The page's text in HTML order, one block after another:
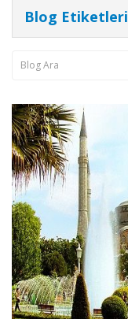
Blog Etiketleri